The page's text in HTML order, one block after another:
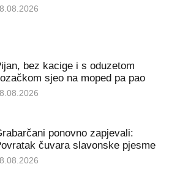
bez kacige i s oduzetom
sjeo na moped pa pao
ponovno zapjevali:
čuvara slavonske pjesme